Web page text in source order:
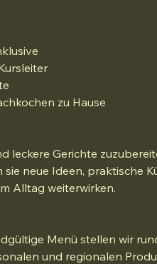
zu Hause
leckere Gerichte
sie neue Ideen, praktische
Alltag weiterwirken.
Menü stellen wir
und regionalen